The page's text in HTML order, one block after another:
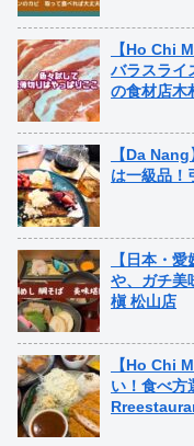
【Ho Chi
バラスライ
の食材店木
【Da
は一級品
【日本・
や、ガチ美
槇 松山店
【Ho Chi
い！食べ方